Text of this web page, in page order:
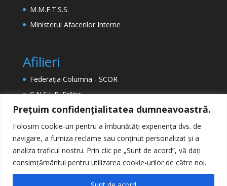
Prețuim confidențialitatea dumneavoastră.
Folosim cookie-uri pentru a îmbunătăți experiența dvs. de
navigare, a furniza reclame sau conținut personalizat și a
analiza traficul nostru. Prin clic pe „Sunt de acord”, vă dați
consimțământul pentru utilizarea cookie-urilor de către noi.
M.M.F.T.S.S.
Ministerul Afacerilor Interne
Afilieri
Federația Columna - SCOR
C.N.S.L.R. Frăția
ETUC (Confederația Europeană a Sindicatelor)
EPSU (Federația Europeană a Sindicatelor din
Sectorul Public)